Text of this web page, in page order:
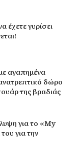
έχετε γυρίσει
αγαπημένα
δώρο
της βραδιάς
για το «My
για την